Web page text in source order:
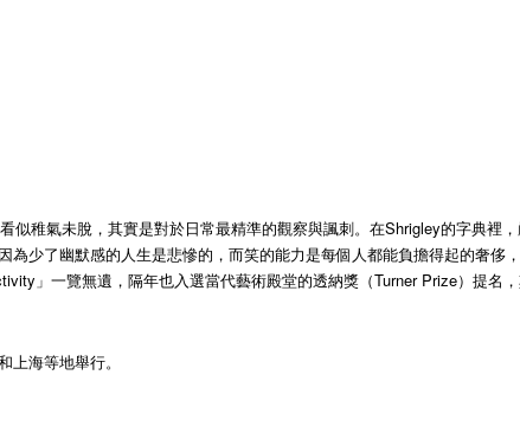
稚氣未脫，其實是對於日常最精準的觀察與諷刺。在Shrigley的字典裡
少了幽默感的人生是悲慘的，而笑的能力是每個人都能負擔得起的奢侈
」一覽無遺，隔年也入選當代藝術殿堂的透納獎（Turner Prize）提名
海等地舉行。